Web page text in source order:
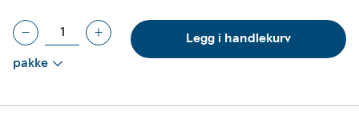
pakke
Legg i handlekurv